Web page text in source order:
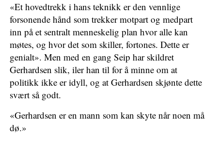
«Et hovedtrekk i hans teknikk er den vennlige
forsonende hånd som trekker motpart og medpart
inn på et sentralt menneskelig plan hvor alle kan
møtes, og hvor det som skiller, fortones. Dette er
genialt». Men med en gang Seip har skildret
Gerhardsen slik, iler han til for å minne om at
politikk ikke er idyll, og at Gerhardsen skjønte dette
svært så godt.
«Gerhardsen er en mann som kan skyte når noen må
dø.»